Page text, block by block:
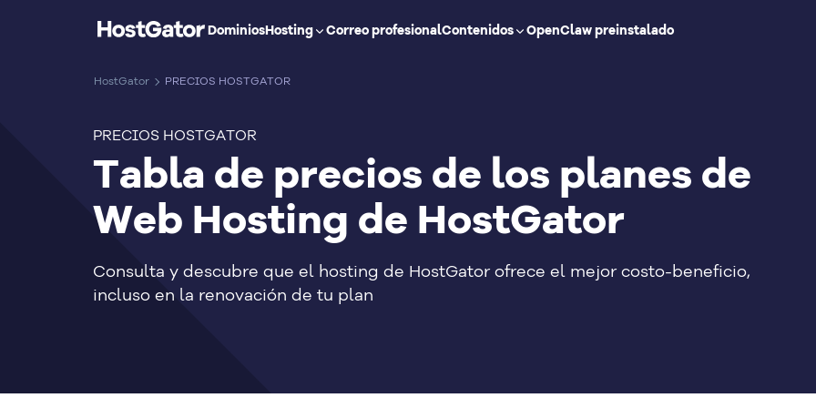
DominiosHosting Correo profesionalContenidos OpenClaw preinstalado
HostGator PRECIOS HOSTGATOR
PRECIOS HOSTGATOR
Tabla de precios de los planes de
Web Hosting de HostGator
Consulta y descubre que el hosting de HostGator ofrece el mejor costo-beneficio,
incluso en la renovación de tu plan